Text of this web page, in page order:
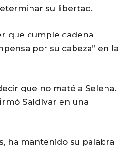
su libertad.
que cumple cadena
por su cabeza” en la
que no maté a Selena.
Saldívar en una
ha mantenido su palabra